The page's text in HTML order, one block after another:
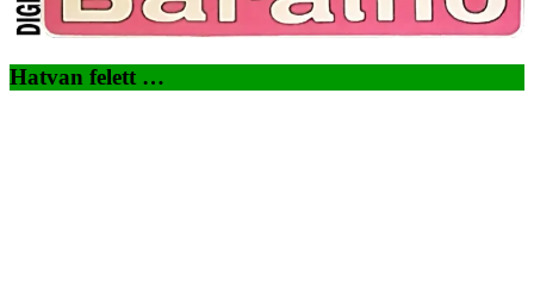
Hatvan felett …